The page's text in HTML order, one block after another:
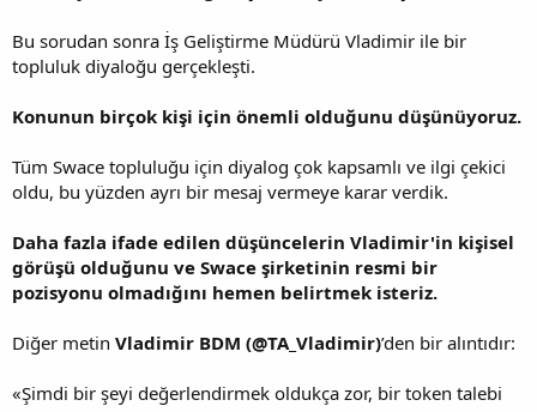
Bu sorudan sonra İş Geliştirme Müdürü Vladimir ile bir
topluluk diyaloğu gerçekleşti.
Konunun birçok kişi için önemli olduğunu düşünüyoruz.
Tüm Swace topluluğu için diyalog çok kapsamlı ve ilgi çekici
oldu, bu yüzden ayrı bir mesaj vermeye karar verdik.
Daha fazla ifade edilen düşüncelerin Vladimir'in kişisel
görüşü olduğunu ve Swace şirketinin resmi bir
pozisyonu olmadığını hemen belirtmek isteriz.
Diğer metin Vladimir BDM (@TA_Vladimir)’den bir alıntıdır:
«Şimdi bir şeyi değerlendirmek oldukça zor, bir token talebi